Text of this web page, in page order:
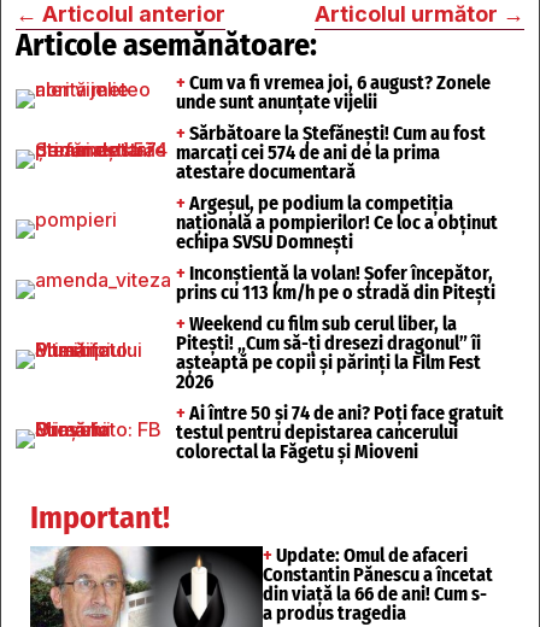
← Articolul anterior Articolul următor →
Articole asemănătoare:
+ Cum va fi vremea joi, 6 august? Zonele
unde sunt anunțate vijelii
+ Sărbătoare la Ștefănești! Cum au fost
marcați cei 574 de ani de la prima
atestare documentară
+ Argeșul, pe podium la competiția
națională a pompierilor! Ce loc a obținut
echipa SVSU Domnești
+ Inconștiență la volan! Șofer începător,
prins cu 113 km/h pe o stradă din Pitești
+ Weekend cu film sub cerul liber, la
Pitești! „Cum să-ți dresezi dragonul” îi
așteaptă pe copii și părinți la Film Fest
2026
+ Ai între 50 și 74 de ani? Poți face gratuit
testul pentru depistarea cancerului
colorectal la Făgetu și Mioveni
Important!
+ Update: Omul de afaceri
Constantin Pănescu a încetat
din viață la 66 de ani! Cum s-
a produs tragedia